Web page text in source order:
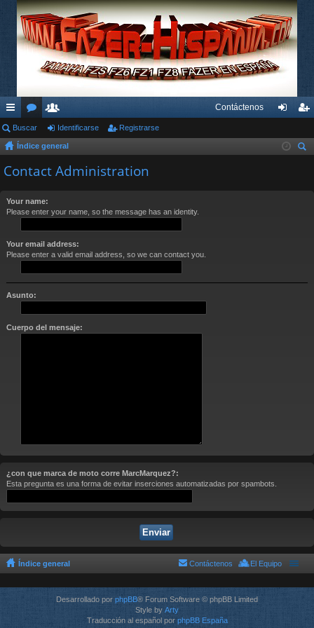
nl
ac
es
pi
s
or
os
su
ari
os
Contáctenos
nti ist
Buscar Identificarse Registrarse
Índice general
Contact Administration
Your name:
Please enter your name, so the message has an identity.
Your email address:
Please enter a valid email address, so we can contact you.
Asunto:
Cuerpo del mensaje:
¿con que marca de moto corre MarcMarquez?:
Esta pregunta es una forma de evitar inserciones automatizadas por spambots.
Índice general El Equipo
Contáctenos
Desarrollado por phpBB® Forum Software © phpBB Limited
Style by Arty
Traducción al español por phpBB España